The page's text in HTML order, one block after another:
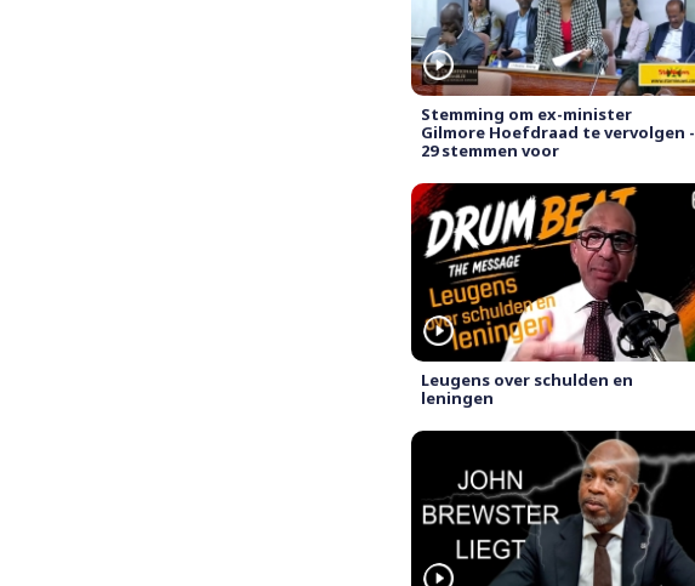
Stemming om ex-minister
Gilmore Hoefdraad te vervolgen -
29 stemmen voor
Leugens over schulden en
leningen